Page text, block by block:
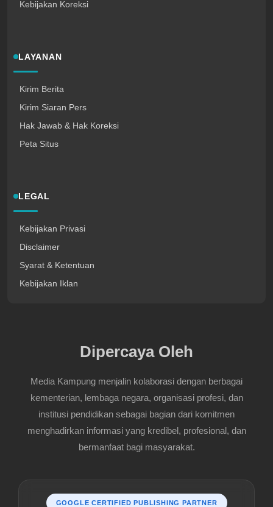
Kebijakan Koreksi
LAYANAN
Kirim Berita
Kirim Siaran Pers
Hak Jawab & Hak Koreksi
Peta Situs
LEGAL
Kebijakan Privasi
Disclaimer
Syarat & Ketentuan
Kebijakan Iklan
Dipercaya Oleh
Media Kampung menjalin kolaborasi dengan berbagai
kementerian, lembaga negara, organisasi profesi, dan
institusi pendidikan sebagai bagian dari komitmen
menghadirkan informasi yang kredibel, profesional, dan
bermanfaat bagi masyarakat.
GOOGLE CERTIFIED PUBLISHING PARTNER